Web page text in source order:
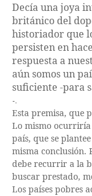
Decía una joya
británico del
historiador que
persisten en
respuesta a
aún somos un
suficiente -para
-.
Esta premisa, que
Lo mismo
país, que se
misma conclusión.
debe recurrir a la
buscar prestado,
Los países pobres